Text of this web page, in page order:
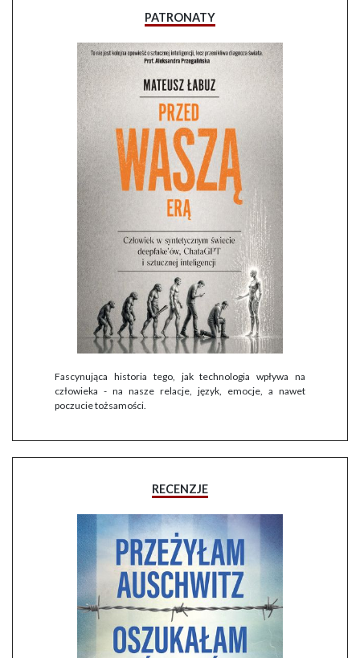
PATRONATY
Fascynująca historia tego, jak technologia wpływa na
człowieka - na nasze relacje, język, emocje, a nawet
poczucie tożsamości.
RECENZJE